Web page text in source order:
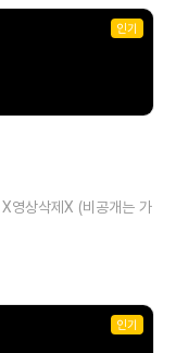
인기
영상삭제X (비공개는 가
인기